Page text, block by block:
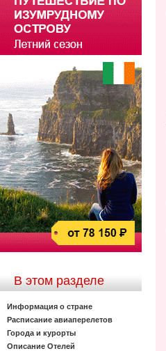
В этом разделе
Информация о стране
Расписание авиаперелетов
Города и курорты
Описание Отелей